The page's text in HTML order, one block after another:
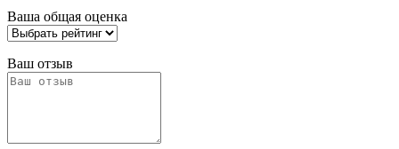
Ваша общая оценка
Ваш отзыв